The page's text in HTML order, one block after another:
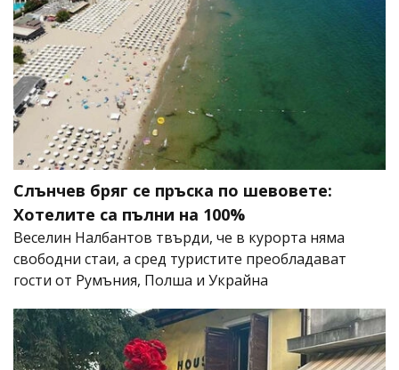
Слънчев бряг се пръска по шевовете:
Хотелите са пълни на 100%
Веселин Налбантов твърди, че в курорта няма
свободни стаи, а сред туристите преобладават
гости от Румъния, Полша и Украйна